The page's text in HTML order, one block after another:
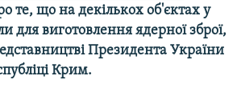
те, що на декількох об'єктах у
для виготовлення ядерної зброї,
Президента України
Крим.